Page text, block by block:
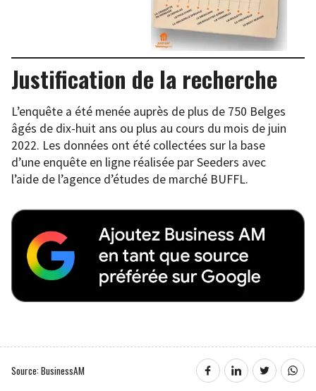
Justification de la recherche
L’enquête a été menée auprès de plus de 750 Belges
âgés de dix-huit ans ou plus au cours du mois de juin
2022. Les données ont été collectées sur la base
d’une enquête en ligne réalisée par Seeders avec
l’aide de l’agence d’études de marché BUFFL.
Source: BusinessAM